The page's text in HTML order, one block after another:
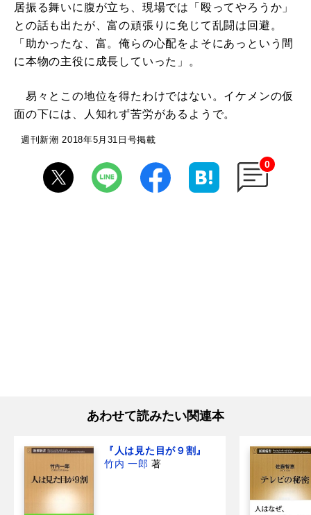
居振る舞いに腹が立ち、現場では「殴ってやろうか」
との話も出たが、富の頑張りに免じて乱闘は回避。
「助かったな、富。俺らの心配をよそにあっという間
に本物の主役に成長していった」。
易々とこの地位を得たわけではない。イケメンの仮
面の下には、人知れず苦労があるようで。
週刊新潮 2018年5月31日号掲載
0
あわせて読みたい関連本
『人は見た目が９割』
竹内 一郎 著